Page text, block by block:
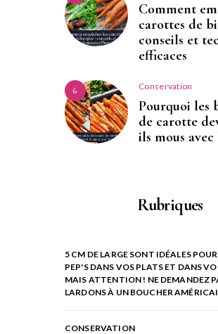
Comment
carottes de
conseils et
efficaces
6 Conservation
Pourquoi les
de carotte
ils mous
Rubriques
5 CM DE LARGE SONT IDÉALES
PEP'S DANS VOS PLATS ET DANS
MAIS ATTENTION ! NE DEMANDEZ
LARDONS À UN BOUCHER
CONSERVATION